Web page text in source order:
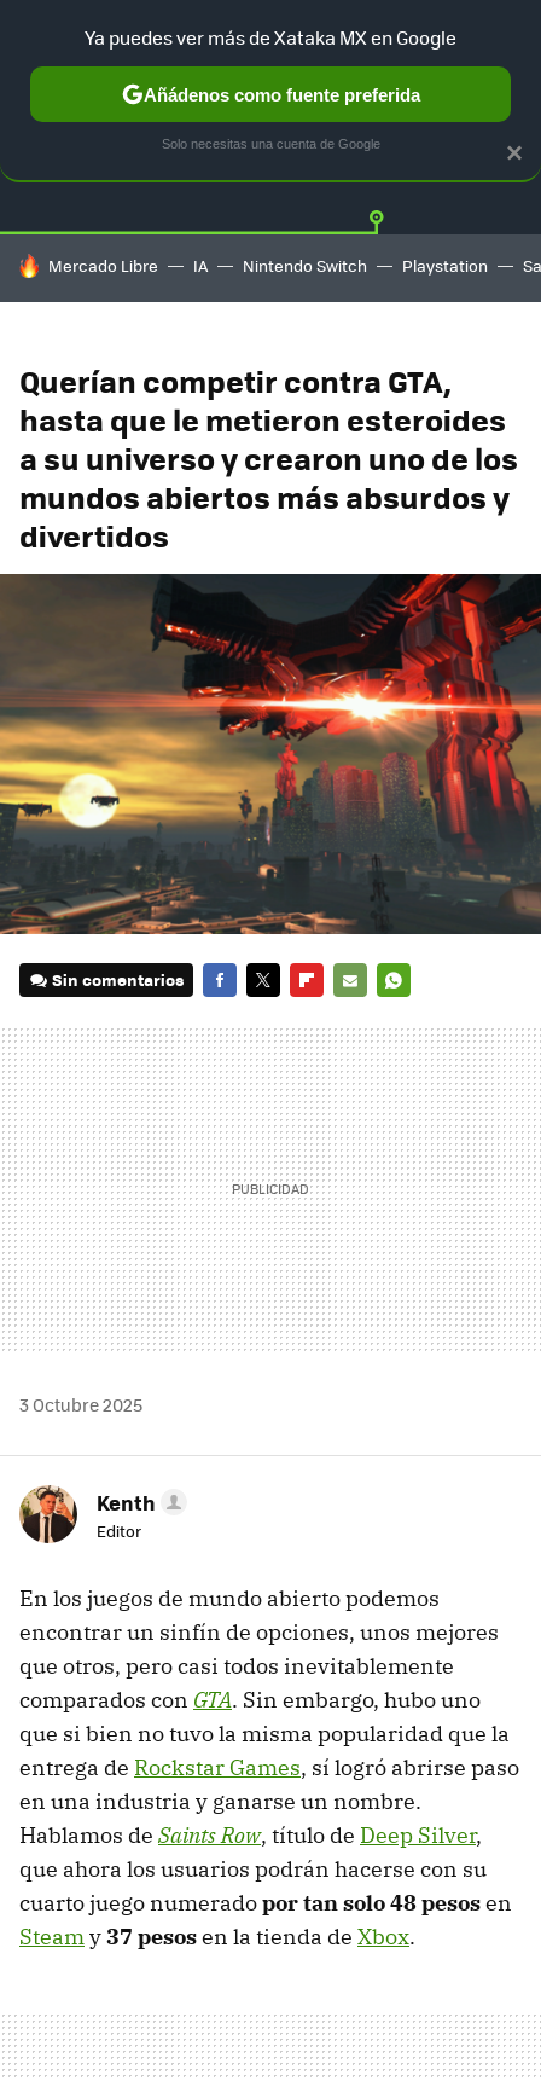
Twitter
HOY SE HABLA DE
Mercado Libre IA Nintendo Switch Playstation
Querían competir contra GTA,
hasta que le metieron esteroides
a su universo y crearon uno de los
mundos abiertos más absurdos y
divertidos
Sin comentarios
MAIL
3 Octubre 2025
Kenth
Editor
En los juegos de mundo abierto podemos
encontrar un sinfín de opciones, unos mejores
que otros, pero casi todos inevitablemente
comparados con GTA. Sin embargo, hubo uno
que si bien no tuvo la misma popularidad que la
entrega de Rockstar Games, sí logró abrirse paso
en una industria y ganarse un nombre.
Hablamos de Saints Row, título de Deep Silver,
que ahora los usuarios podrán hacerse con su
cuarto juego numeradopor tan solo 48 pesosen
Steamy37 pesosen la tienda de Xbox.
×
Ya puedes ver más de Xataka MX en Google
Añádenos como fuente preferida
Solo necesitas una cuenta de Google